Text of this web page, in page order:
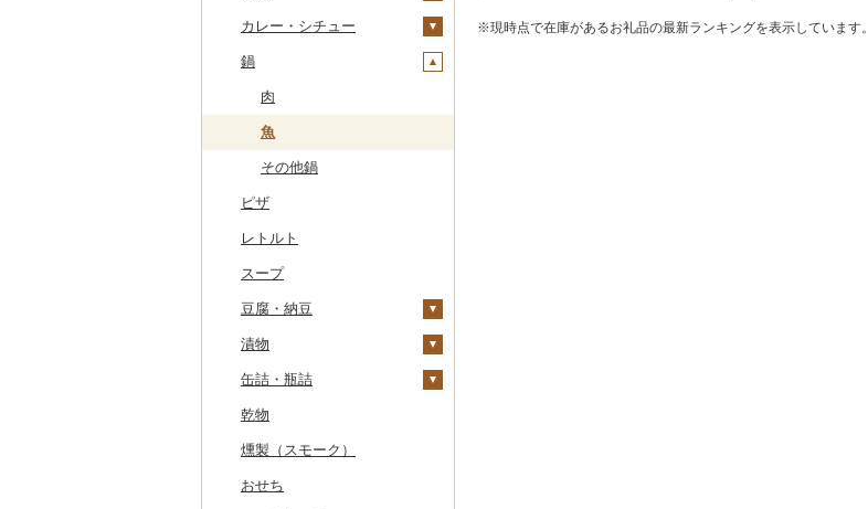
山形牛
上州牛
飛騨牛
近江牛
神戸牛・神戸ビーフ
但馬牛
土佐あかうし
佐賀牛
長崎和牛
あか牛
宮崎牛
その他牛肉（精肉）
赤鶏さつま
あさり
サザエ
はまぐり
その他貝
マグロ
カツオ
金目鯛
クエ
くじら
サバ
さんま
鯛
のどぐろ
ふぐ
ブリ
ほっけ
その他鮮魚
イカ
海苔・海藻
わかめ
ひじき
その他海苔・海藻
干物
ししゃも
その他干物
その他魚介・加工品
しらす・ちりめん
かまぼこ・練り製品
その他魚介・加工品
さがびより
ひとめぼれ
ミルキークィーン
ななつぼし
その他米
洋梨・ラフランス
みかん・柑橘
レモン
不知火・デコポン
せとか
文旦
まどんな
ポンカン
その他柑橘
すいか
キウイ
柿（カキ）
ドライフルーツ
干し柿
干し芋
その他ドライフルーツ
その他果物
びわ
ブルーベリー
パイナップル
栗
その他果物
大根
レンコン
にんにく・生姜
その他根菜
豆
きのこ
しいたけ
松茸
その他きのこ
その他野菜
山菜
かぼちゃ
茄子
レタス
その他野菜
吟醸
米焼酎
その他焼酎
ワイン
赤ワイン
シャンパン・スパーク
リングワイン
ウイスキー
リキュール・洋酒
甘酒
ノンアルコール
その他酒
粉
茶葉・ティーバッグ
足柄茶
知覧茶
八女茶
その他茶
りんごジュース
その他果汁飲料
紅茶
茶葉・ティーバッグ
その他飲料・ジュース
野菜ジュース
炭酸飲料
豆乳
その他飲料・ジュース
プリン
ゼリー
チョコレート
カステラ
アイス・ジェラート
その他洋菓子
煎餅・おかき
羊羹
饅頭
大福
その他和菓子
そば
パスタ
ひやむぎ
そうめん
その他麺
餃子
コロッケ
その他惣菜
カレー・シチュー
シチュー
鍋
肉
魚
その他鍋
ピザ
レトルト
スープ
豆腐・納豆
豆腐
納豆
漬物
梅干
キムチ
その他漬物
缶詰・瓶詰
肉
魚
果物
乾物
燻製（スモーク）
おせち
※現時点で在庫があるお礼品の最新ランキングを表示しています。